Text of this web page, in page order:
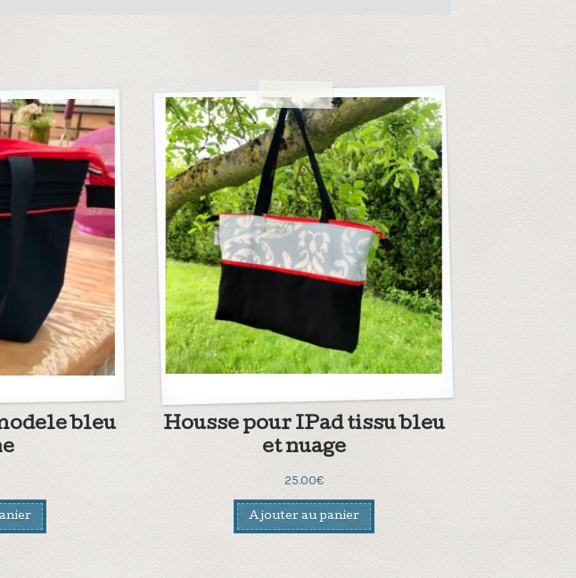
bleu
Housse pour IPad tissu bleu
et nuage
25.00€
Ajouter au panier